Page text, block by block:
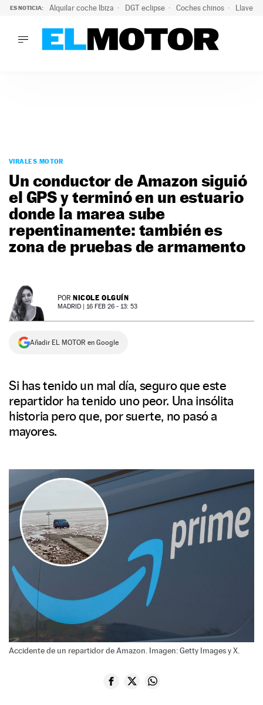
ES NOTICIA: Alquilar coche Ibiza DGT eclipse Coches chinos Llaves
PODCAST
MOTOS
TECNOLOGÍA
SUPERCOCHES
PREMIOS
SERVICIOS
SÍGUENOS
VIRALES MOTOR
Un conductor de Amazon siguió
el GPS y terminó en un estuario
donde la marea sube
repentinamente: también es
zona de pruebas de armamento
POR NICOLE OLGUÍN
MADRID | 16 FEB 26 - 13: 53
Añadir EL MOTOR en Google
Si has tenido un mal día, seguro que este
repartidor ha tenido uno peor. Una insólita
historia pero que, por suerte, no pasó a
mayores.
Accidente de un repartidor de Amazon. Imagen: Getty Images y X.